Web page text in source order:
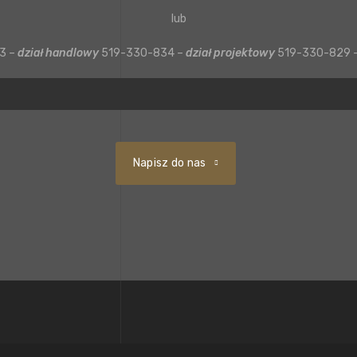
lub
– dział handlowy519-330-834 – dział projektowy519-330-829
Napisz do nas